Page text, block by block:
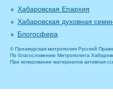
Хабаровская Епархия
Хабаровская духовная
Блогосфера
© Приамурская митрополия Русской
По благословению Митрополита
При копировании материалов активная